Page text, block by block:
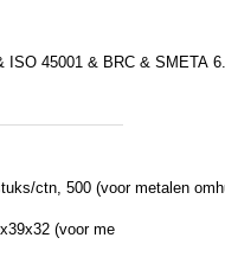
ISO 45001 & BRC & SMETA
ctn, 500 (voor metalen
(voor me